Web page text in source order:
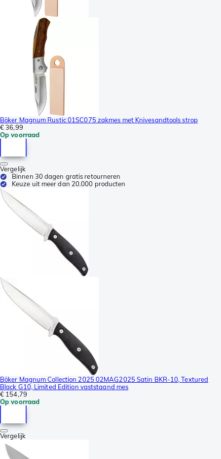
Böker Magnum Rustic 01SC075 zakmes met Knivesandtools strop
€ 36,99
Op voorraad
Vergelijk
Binnen 30 dagen gratis retourneren
Keuze uit meer dan 20.000 producten
Böker Magnum Collection 2025 02MAG2025 Satin BKR-10, Textured
Black G10, Limited Edition vaststaand mes
€ 154,79
Op voorraad
Vergelijk